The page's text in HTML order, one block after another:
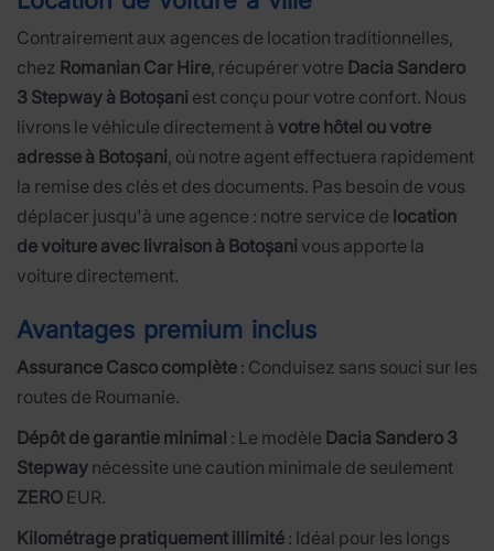
Contrairement aux agences de location traditionnelles,
chez Romanian Car Hire, récupérer votre Dacia Sandero
3 Stepway à Botoșani est conçu pour votre confort. Nous
livrons le véhicule directement à votre hôtel ou votre
adresse à Botoșani, où notre agent effectuera rapidement
la remise des clés et des documents. Pas besoin de vous
déplacer jusqu'à une agence : notre service de location
de voiture avec livraison à Botoșani vous apporte la
voiture directement.
Avantages premium inclus
Assurance Casco complète : Conduisez sans souci sur les
routes de Roumanie.
Dépôt de garantie minimal : Le modèle Dacia Sandero 3
Stepway nécessite une caution minimale de seulement
ZERO EUR.
Kilométrage pratiquement illimité : Idéal pour les longs